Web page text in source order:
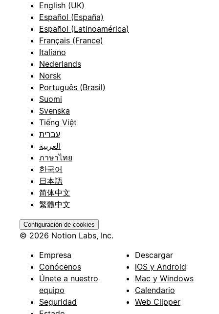
English (UK)
Español (España)
Español (Latinoamérica)
Français (France)
Italiano
Nederlands
Norsk
Português (Brasil)
Suomi
Svenska
Tiếng Việt
עברית
العربية
ภาษาไทย
한국어
日本語
简体中文
繁體中文
Configuración de cookies
© 2026 Notion Labs, Inc.
Empresa
Conócenos
Únete a nuestro
equipo
Seguridad
Descargar
iOS y Android
Mac y Windows
Calendario
Web Clipper